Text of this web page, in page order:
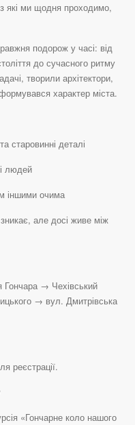
які ми щодня проходимо,
подорож у часі: від
до сучасного ритму
творили архітектори,
характер міста.
старовинні деталі
і людей
іншими очима
але досі живе між
→ Чехівський
→ вул. Дмитрівська
реєстрації.
«Гончарне коло нашого